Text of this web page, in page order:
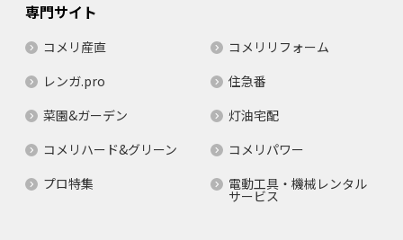
専門サイト
コメリ産直
コメリリフォーム
レンガ.pro
住急番
菜園&ガーデン
灯油宅配
コメリハード&グリーン
コメリパワー
プロ特集
電動工具・機械レンタル
サービス